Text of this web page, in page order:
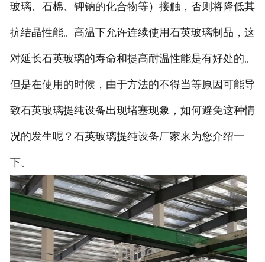
玻璃、石棉、钾钠的化合物等）接触，否则将降低其
抗结晶性能。高温下允许连续使用石英玻璃制品，这
对延长石英玻璃的寿命和提高耐温性能是有好处的。
但是在使用的时候，由于方法的不得当等原因可能导
致石英玻璃提纯设备出现堵塞现象，如何避免这种情
况的发生呢？石英玻璃提纯设备厂家来为您介绍一
下。